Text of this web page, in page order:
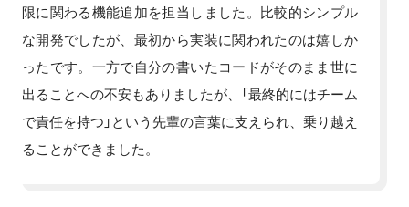
限に関わる機能追加を担当しました。比較的シンプル
な開発でしたが、最初から実装に関われたのは嬉しか
ったです。一方で自分の書いたコードがそのまま世に
出ることへの不安もありましたが、「最終的にはチーム
で責任を持つ」という先輩の言葉に支えられ、乗り越え
ることができました。